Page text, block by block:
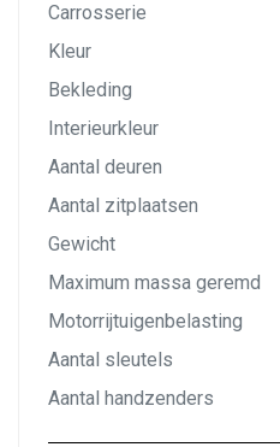
Carrosserie
Kleur
Bekleding
Interieurkleur
Aantal deuren
Aantal zitplaatsen
Gewicht
Maximum massa geremd
Motorrijtuigenbelasting
Aantal sleutels
Aantal handzenders